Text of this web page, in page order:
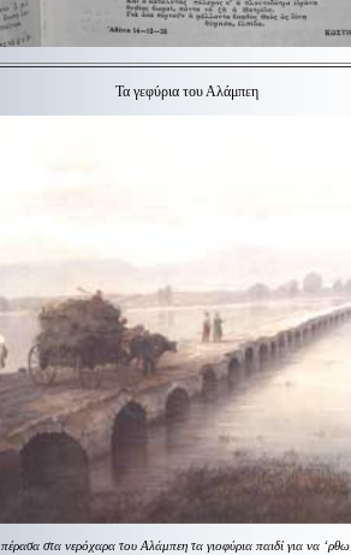
Τα γεφύρια του Αλάμπεη
πέρασα στα νερόχαρα του Αλάμπεη τα γιοφύρια παιδί για να ‘ρθω